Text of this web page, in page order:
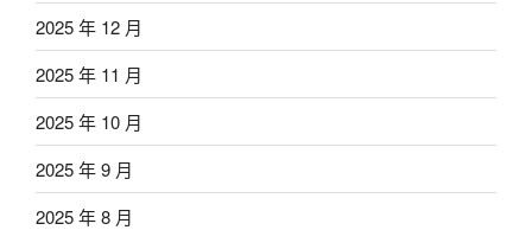
2025 年 12 月
2025 年 11 月
2025 年 10 月
2025 年 9 月
2025 年 8 月